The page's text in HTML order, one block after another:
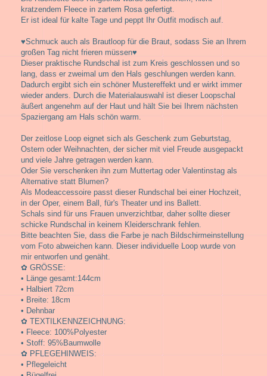
kratzendem Fleece in zartem Rosa gefertigt.
Er ist ideal für kalte Tage und peppt Ihr Outfit modisch auf.
♥Schmuck auch als Brautloop für die Braut, sodass Sie an Ihrem
großen Tag nicht frieren müssen♥
Dieser praktische Rundschal ist zum Kreis geschlossen und so
lang, dass er zweimal um den Hals geschlungen werden kann.
Dadurch ergibt sich ein schöner Mustereffekt und er wirkt immer
wieder anders. Durch die Materialauswahl ist dieser Loopschal
äußert angenehm auf der Haut und hält Sie bei Ihrem nächsten
Spaziergang am Hals schön warm.
Der zeitlose Loop eignet sich als Geschenk zum Geburtstag,
Ostern oder Weihnachten, der sicher mit viel Freude ausgepackt
und viele Jahre getragen werden kann.
Oder Sie verschenken ihn zum Muttertag oder Valentinstag als
Alternative statt Blumen?
Als Modeaccessoire passt dieser Rundschal bei einer Hochzeit,
in der Oper, einem Ball, für's Theater und ins Ballett.
Schals sind für uns Frauen unverzichtbar, daher sollte dieser
schicke Rundschal in keinem Kleiderschrank fehlen.
Bitte beachten Sie, dass die Farbe je nach Bildschirmeinstellung
vom Foto abweichen kann. Dieser individuelle Loop wurde von
mir entworfen und genäht.
✿ GRÖSSE:
• Länge gesamt:144cm
• Halbiert 72cm
• Breite: 18cm
• Dehnbar
✿ TEXTILKENNZEICHNUNG:
• Fleece: 100%Polyester
• Stoff: 95%Baumwolle
✿ PFLEGEHINWEIS:
• Pflegeleicht